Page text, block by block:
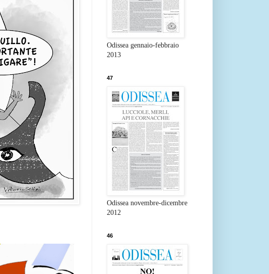
Odissea gennaio-febbraio
2013
47
Odissea novembre-dicembre
2012
46